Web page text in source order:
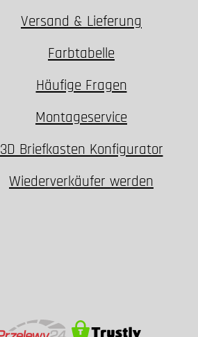
Versand & Lieferung
Farbtabelle
Häufige Fragen
Montageservice
3D Briefkasten Konfigurator
Wiederverkäufer werden